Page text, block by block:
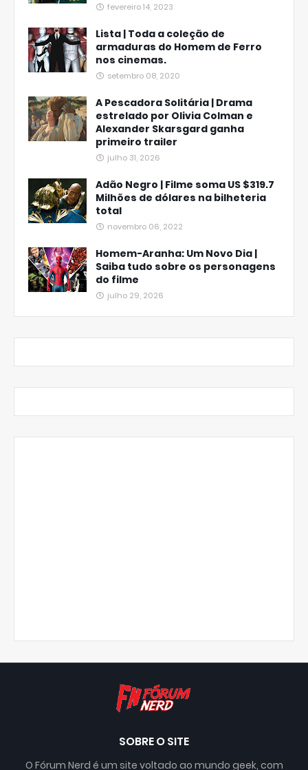
fevereiro 14, 2023
Lista | Toda a coleção de
armaduras do Homem de Ferro
nos cinemas.
setembro 08, 2020
A Pescadora Solitária | Drama
estrelado por Olivia Colman e
Alexander Skarsgard ganha
primeiro trailer
julho 31, 2026
Adão Negro | Filme soma US $319.7
Milhões de dólares na bilheteria
total
novembro 06, 2022
Homem-Aranha: Um Novo Dia |
Saiba tudo sobre os personagens
do filme
julho 29, 2026
SOBRE O SITE
O Fórum Nerd é um site voltado ao mundo geek, com